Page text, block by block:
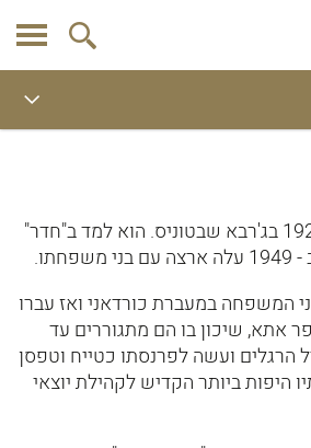
מר עמר נולד בשנת 1929 בג'רבא שבטוניס. הוא למד ב"חדר"
המשפחה במעברת כורדאני ואז עברו
אתא, שיכון בו הם מתגוררים עד
הרגלים ועשה לפרנסתו כטייח וטפסן
היפות ביותר הקדיש לקהילת יוצאי